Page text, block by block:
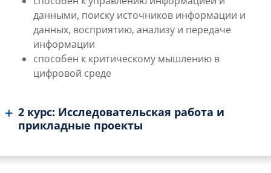
данными, поиску источников информации и
данных, восприятию, анализу и передаче
информации
способен к критическому мышлению в
цифровой среде
2 курс: Исследовательская работа и
прикладные проекты